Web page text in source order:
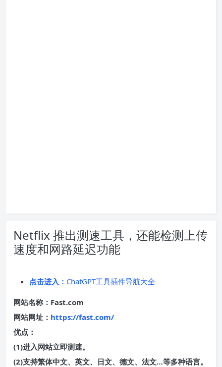
Netflix 推出测速工具，还能检测上传
速度和网路延迟功能
点击进入： ChatGPT工具插件导航大全
网站名称：Fast.com
网站网址： https://fast.com/
优点：
(1)进入网站立即测速。
(2)支持繁体中文、英文、日文、德文、法文…等多种语言。